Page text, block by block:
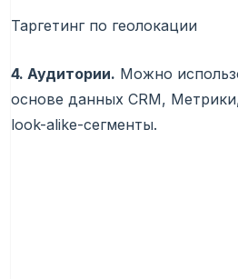
Таргетинг по геолокации
4. Аудитории. Можно
основе данных CRM,
look-alike-сегменты.